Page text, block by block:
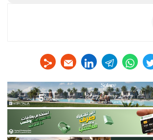
whats
telegram
linkedin